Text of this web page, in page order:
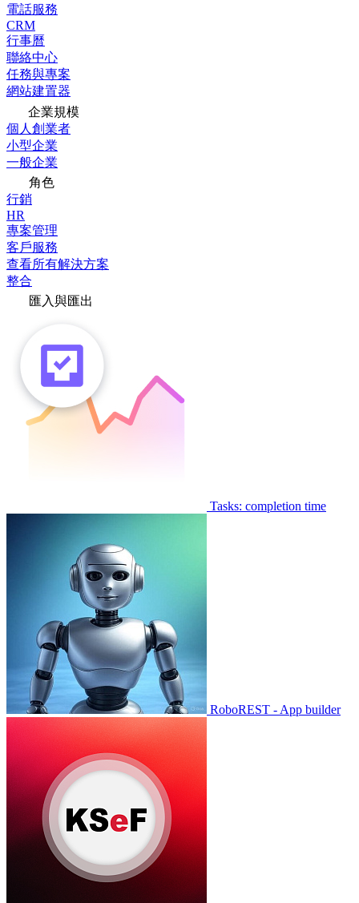
電話服務
CRM
行事曆
聯絡中心
任務與專案
網站建置器
企業規模
個人創業者
小型企業
一般企業
角色
行銷
HR
專案管理
客戶服務
查看所有解決方案
整合
匯入與匯出
Tasks: completion time
RoboREST - App builder